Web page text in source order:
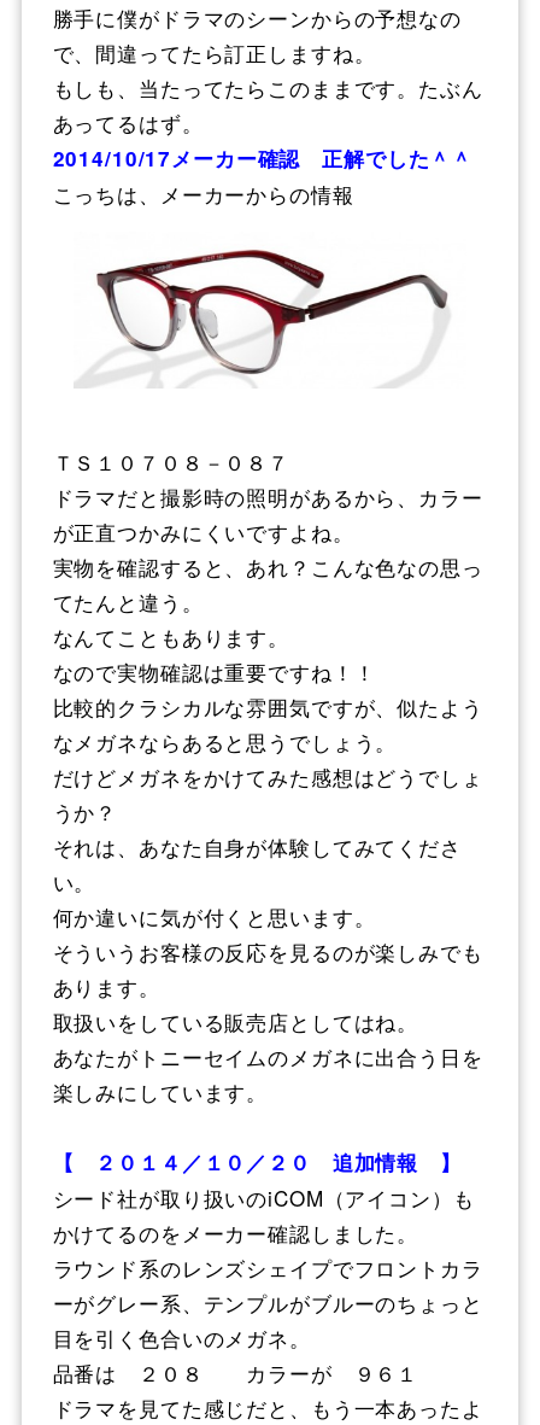
勝手に僕がドラマのシーンからの予想なの
で、間違ってたら訂正しますね。
もしも、当たってたらこのままです。たぶん
あってるはず。
2014/10/17メーカー確認 正解でした＾＾
こっちは、メーカーからの情報
ＴＳ１０７０８－０８７
ドラマだと撮影時の照明があるから、カラー
が正直つかみにくいですよね。
実物を確認すると、あれ？こんな色なの思っ
てたんと違う。
なんてこともあります。
なので実物確認は重要ですね！！
比較的クラシカルな雰囲気ですが、似たよう
なメガネならあると思うでしょう。
だけどメガネをかけてみた感想はどうでしょ
うか？
それは、あなた自身が体験してみてくださ
い。
何か違いに気が付くと思います。
そういうお客様の反応を見るのが楽しみでも
あります。
取扱いをしている販売店としてはね。
あなたがトニーセイムのメガネに出合う日を
楽しみにしています。
【 ２０１４／１０／２０ 追加情報 】
シード社が取り扱いのiCOM（アイコン）も
かけてるのをメーカー確認しました。
ラウンド系のレンズシェイプでフロントカラ
ーがグレー系、テンプルがブルーのちょっと
目を引く色合いのメガネ。
品番は ２０８ カラーが ９６１
ドラマを見てた感じだと、もう一本あったよ